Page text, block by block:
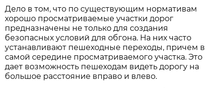
Дело в том, что по существующим нормативам
хорошо просматриваемые участки дорог
предназначены не только для создания
безопасных условий для обгона. На них часто
устанавливают пешеходные переходы, причем в
самой середине просматриваемого участка. Это
дает возможность пешеходам видеть дорогу на
большое расстояние вправо и влево.